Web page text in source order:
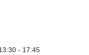
- 17:45